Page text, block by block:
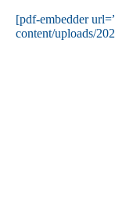
[pdf-embedder
content/uploads/